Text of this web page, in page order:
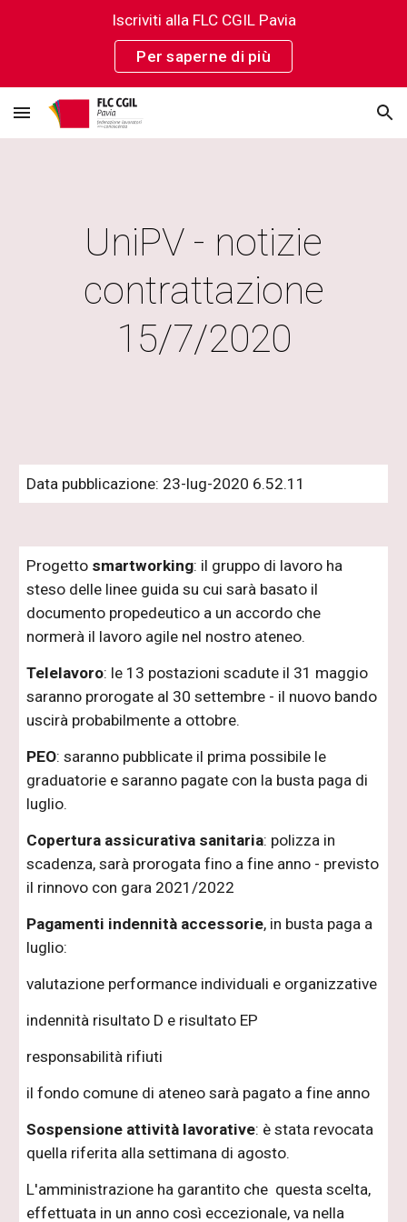
Iscriviti alla FLC CGIL Pavia
Per saperne di più
UniPV - notizie
contrattazione
15/7/2020
Data pubblicazione: 23-lug-2020 6.52.11
Progetto smartworking: il gruppo di lavoro ha
steso delle linee guida su cui sarà basato il
documento propedeutico a un accordo che
normerà il lavoro agile nel nostro ateneo.
Telelavoro: le 13 postazioni scadute il 31 maggio
saranno prorogate al 30 settembre - il nuovo bando
uscirà probabilmente a ottobre.
PEO: saranno pubblicate il prima possibile le
graduatorie e saranno pagate con la busta paga di
luglio.
Copertura assicurativa sanitaria: polizza in
scadenza, sarà prorogata fino a fine anno - previsto
il rinnovo con gara 2021/2022
Pagamenti indennità accessorie, in busta paga a
luglio:
valutazione performance individuali e organizzative
indennità risultato D e risultato EP
responsabilità rifiuti
il fondo comune di ateneo sarà pagato a fine anno
Sospensione attività lavorative: è stata revocata
quella riferita alla settimana di agosto.
L'amministrazione ha garantito che questa scelta,
effettuata in un anno così eccezionale, va nella